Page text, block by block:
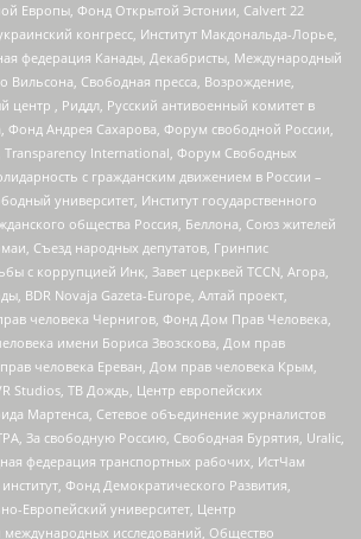
Европы, Фонд Открытой Эстонии, Calvert 22
конгресс, Институт Макдональда-Лорье,
федерация Канады, Декабристы, Международный
Вильсона, Свободная пресса, Возрождение,
центр , Риддл, Русский антивоенный комитет в
Фонд Андрея Сахарова, Форум свободной России,
International, Форум Свободных
с гражданским движением в России –
университет, Институт государственного
общества Россия, Беллона, Союз жителей
Съезд народных депутатов, Гринпис
с коррупцией Инк, Завет церквей TCCN, Агора,
BDR Novaja Gazeta-Europe, Алтай проект,
человека Чернигов, Фонд Дом Прав Человека,
имени Бориса Звозскова, Дом прав
человека Ереван, Дом прав человека Крым,
Studios, ТВ Дождь, Центр европейских
Мартенса, Сетевое объединение журналистов
За свободную Россию, Свободная Бурятия, Uralic,
федерация транспортных рабочих, ИстЧам
Фонд Демократического Развития,
Европейский университет, Центр
международных исследований, Общество